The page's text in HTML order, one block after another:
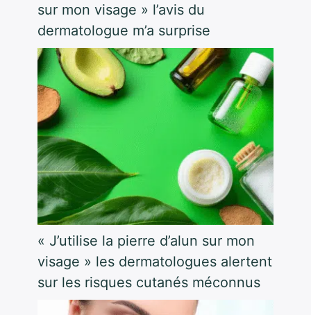
sur mon visage » l’avis du
dermatologue m’a surprise
« J’utilise la pierre d’alun sur mon
visage » les dermatologues alertent
sur les risques cutanés méconnus